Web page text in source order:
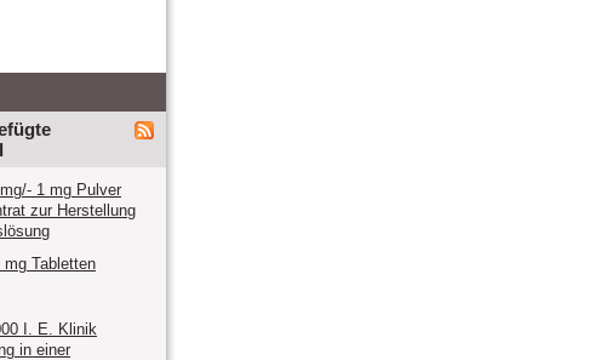
1 mg Pulver
zur Herstellung
mg Tabletten
I. E. Klinik
in einer